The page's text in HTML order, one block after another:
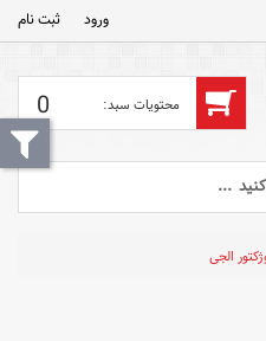
ورود ثبت‌ نام
0
الجی